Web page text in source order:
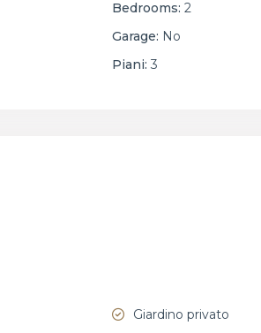
Bedrooms: 2
Garage: No
Piani: 3
Giardino privato